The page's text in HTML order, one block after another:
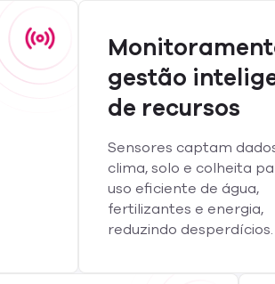
gestão
de recursos
Sensores captam
clima, solo e colheita
uso eficiente de água,
fertilizantes e energia,
reduzindo desperdícios.